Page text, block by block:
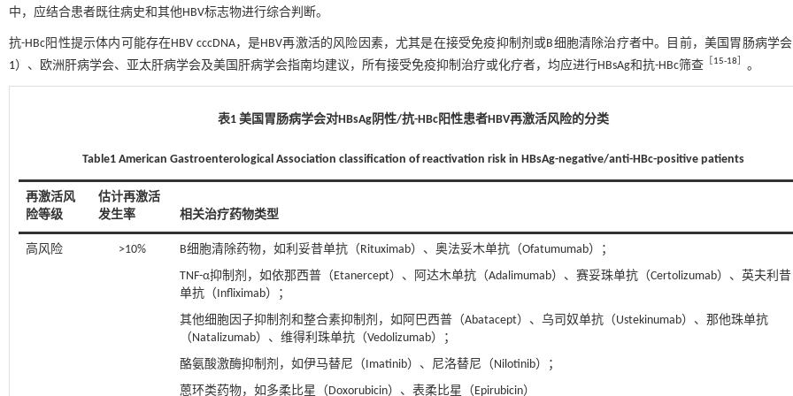
中，应结合患者既往病史和其他HBV标志物进行综合判断。
抗-HBc阳性提示体内可能存在HBV cccDNA，是HBV再激活的风险因素，尤其是在接受免疫抑制剂或B细胞清除治疗者中。目前，美国胃肠病学
1）、欧洲肝病学会、亚太肝病学会及美国肝病学会指南均建议，所有接受免疫抑制治疗或化疗者，均应进行HBsAg和抗-HBc筛查 ［15-18］ 。
表1 美国胃肠病学会对HBsAg阴性/抗-HBc阳性患者HBV再激活风险的分类
Table1 American Gastroenterological Association classification of reactivation risk in HBsAg-negative/anti-HBc-positive patients
再激活风
险等级
估计再激活
发生率
相关治疗药物类型
高风险 >10%
B细胞清除药物，如利妥昔单抗（Rituximab）、奥法妥木单抗（Ofatumumab）；
TNF-α抑制剂，如依那西普（Etanercept）、阿达木单抗（Adalimumab）、赛妥珠单抗（Certolizumab）、英夫利昔
单抗（Infliximab）；
其他细胞因子抑制剂和整合素抑制剂，如阿巴西普（Abatacept）、乌司奴单抗（Ustekinumab）、那他珠单抗
（Natalizumab）、维得利珠单抗（Vedolizumab）；
酪氨酸激酶抑制剂，如伊马替尼（Imatinib）、尼洛替尼（Nilotinib）；
蒽环类药物，如多柔比星（Doxorubicin）、表柔比星（Epirubicin）